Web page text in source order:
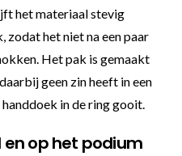
het materiaal stevig
zodat het niet na een paar
Het pak is gemaakt
geen zin heeft in een
in de ring gooit.
en op het podium